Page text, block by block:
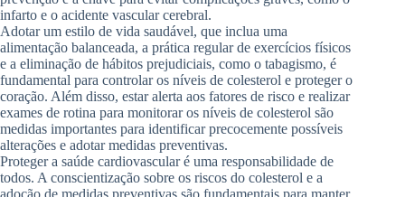
infarto e o acidente vascular cerebral.
Adotar um estilo de vida saudável, que inclua uma
alimentação balanceada, a prática regular de exercícios físicos
e a eliminação de hábitos prejudiciais, como o tabagismo, é
fundamental para controlar os níveis de colesterol e proteger o
coração. Além disso, estar alerta aos fatores de risco e realizar
exames de rotina para monitorar os níveis de colesterol são
medidas importantes para identificar precocemente possíveis
alterações e adotar medidas preventivas.
Proteger a saúde cardiovascular é uma responsabilidade de
todos. A conscientização sobre os riscos do colesterol e a